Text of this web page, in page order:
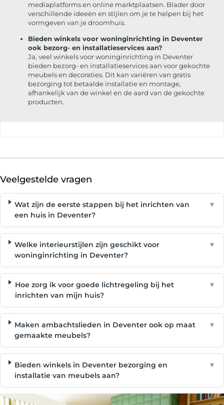
mediaplatforms en online marktplaatsen. Blader door
verschillende ideeën en stijlen om je te helpen bij het
vormgeven van je droomhuis.
Bieden winkels voor woninginrichting in Deventer
ook bezorg- en installatieservices aan?
Ja, veel winkels voor woninginrichting in Deventer
bieden bezorg- en installatieservices aan voor gekochte
meubels en decoraties. Dit kan variëren van gratis
bezorging tot betaalde installatie en montage,
afhankelijk van de winkel en de aard van de gekochte
producten.
Veelgestelde vragen
Wat zijn de eerste stappen bij het inrichten van
een huis in Deventer?
▼
Welke interieurstijlen zijn geschikt voor
woninginrichting in Deventer?
▼
Hoe zorg ik voor goede lichtregeling bij het
inrichten van mijn huis?
▼
Maken ambachtslieden in Deventer ook op maat
gemaakte meubels?
▼
Bieden winkels in Deventer bezorging en
installatie van meubels aan?
▼